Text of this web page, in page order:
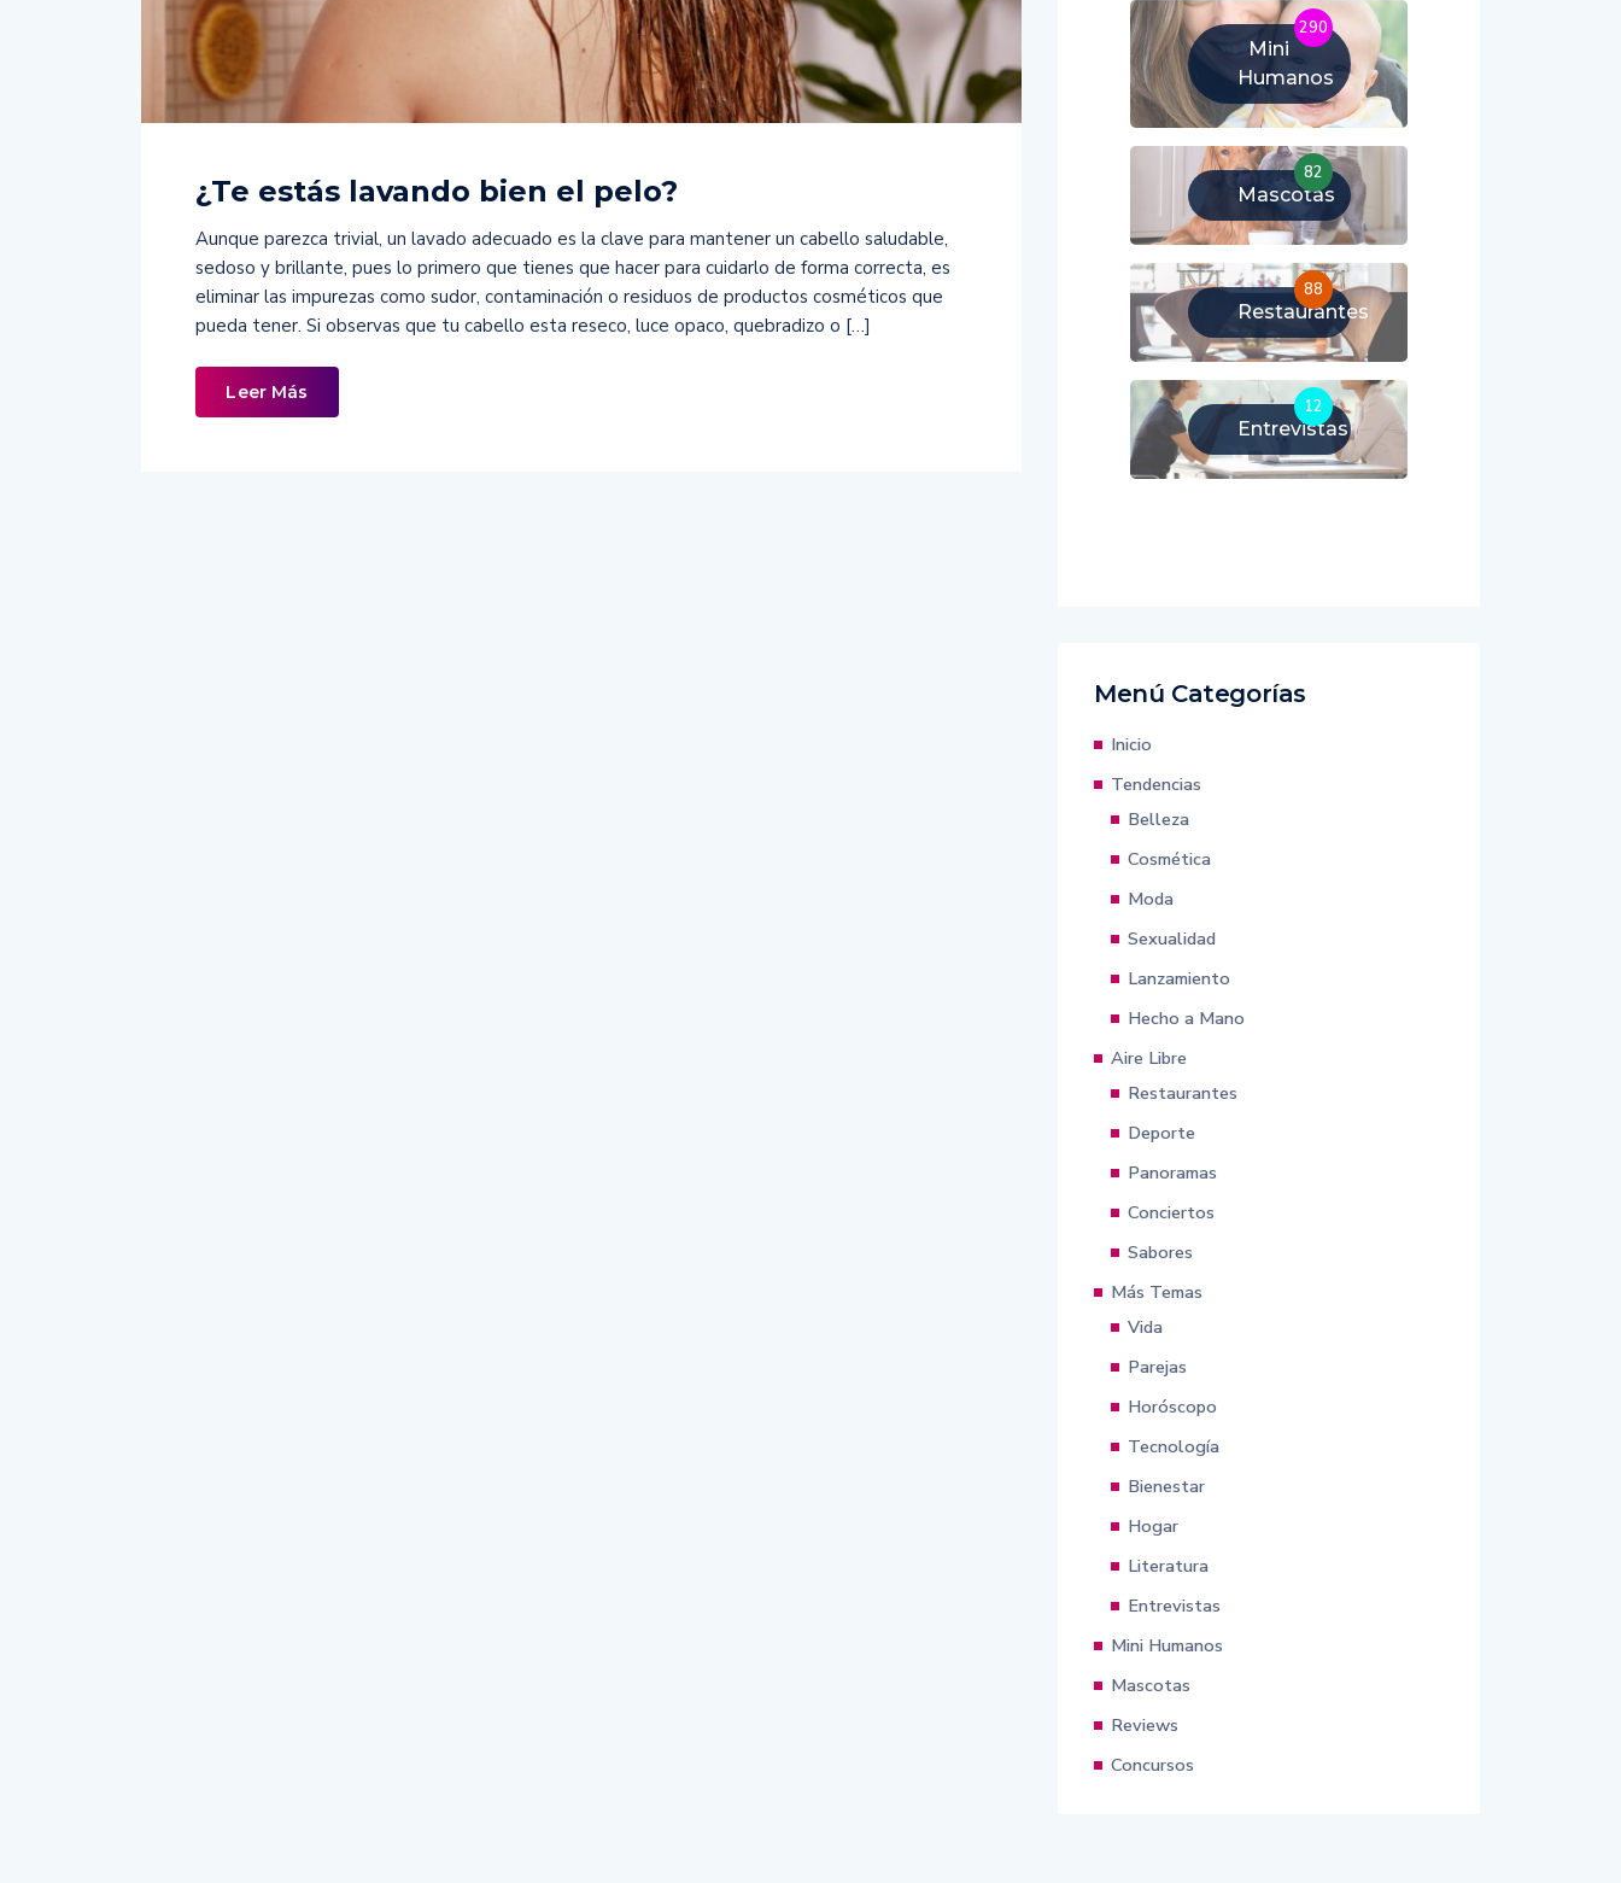
¿Te estás lavando bien el pelo?
Aunque parezca trivial, un lavado adecuado es la clave para mantener un cabello saludable,
sedoso y brillante, pues lo primero que tienes que hacer para cuidarlo de forma correcta, es
eliminar las impurezas como sudor, contaminación o residuos de productos cosméticos que
pueda tener. Si observas que tu cabello esta reseco, luce opaco, quebradizo o […]
Leer Más
Mini
Humanos
290
Mascotas
82
Restaurantes
88
Entrevistas
12
Menú Categorías
Inicio
Tendencias
Belleza
Cosmética
Moda
Sexualidad
Lanzamiento
Hecho a Mano
Aire Libre
Restaurantes
Deporte
Panoramas
Conciertos
Sabores
Más Temas
Vida
Parejas
Horóscopo
Tecnología
Bienestar
Hogar
Literatura
Entrevistas
Mini Humanos
Mascotas
Reviews
Concursos